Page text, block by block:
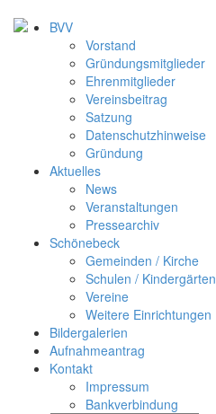
BVV
Vorstand
Gründungsmitglieder
Ehrenmitglieder
Vereinsbeitrag
Satzung
Datenschutzhinweise
Gründung
Aktuelles
News
Veranstaltungen
Pressearchiv
Schönebeck
Gemeinden / Kirche
Schulen / Kindergärten
Vereine
Weitere Einrichtungen
Bildergalerien
Aufnahmeantrag
Kontakt
Impressum
Bankverbindung